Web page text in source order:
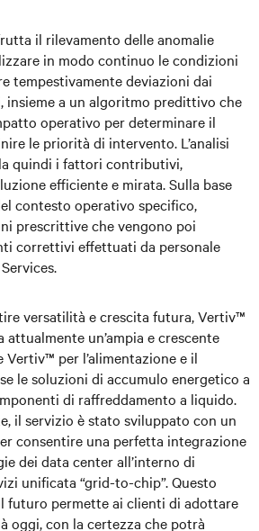
il rilevamento delle anomalie
in modo continuo le condizioni
tempestivamente deviazioni dai
insieme a un algoritmo predittivo che
operativo per determinare il
le priorità di intervento. L’analisi
quindi i fattori contributivi,
efficiente e mirata. Sulla base
contesto operativo specifico,
prescrittive che vengono poi
correttivi effettuati da personale
versatilità e crescita futura, Vertiv™
un’ampia e crescente
per l’alimentazione e il
le soluzioni di accumulo energetico a
di raffreddamento a liquido.
il servizio è stato sviluppato con un
consentire una perfetta integrazione
dei data center all’interno di
unificata “grid-to-chip”. Questo
futuro permette ai clienti di adottare
oggi, con la certezza che potrà